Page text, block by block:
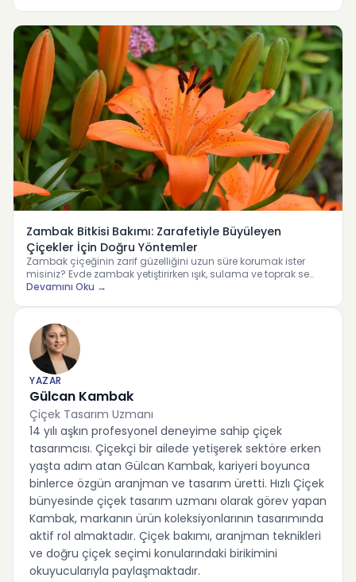
Zambak Bitkisi Bakımı: Zarafetiyle Büyüleyen
Çiçekler İçin Doğru Yöntemler
Zambak çiçeğinin zarif güzelliğini uzun süre korumak ister
misiniz? Evde zambak yetiştirirken ışık, sulama ve toprak se…
Devamını Oku →
YAZAR
Gülcan Kambak
Çiçek Tasarım Uzmanı
14 yılı aşkın profesyonel deneyime sahip çiçek
tasarımcısı. Çiçekçi bir ailede yetişerek sektöre erken
yaşta adım atan Gülcan Kambak, kariyeri boyunca
binlerce özgün aranjman ve tasarım üretti. Hızlı Çiçek
bünyesinde çiçek tasarım uzmanı olarak görev yapan
Kambak, markanın ürün koleksiyonlarının tasarımında
aktif rol almaktadır. Çiçek bakımı, aranjman teknikleri
ve doğru çiçek seçimi konularındaki birikimini
okuyucularıyla paylaşmaktadır.